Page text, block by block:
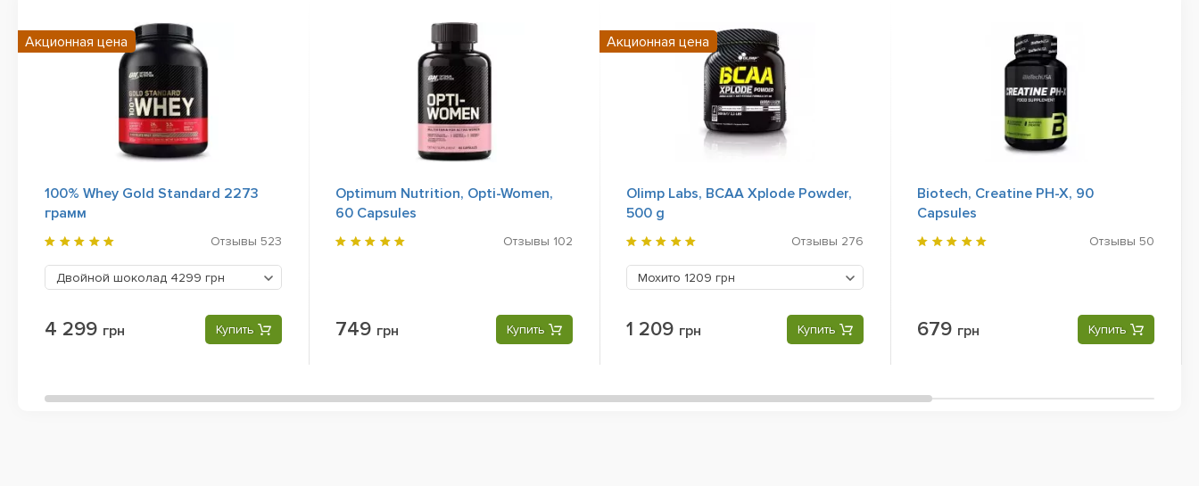
100% Whey Gold Standard 2273
грамм
Отзывы 523
Двойной шоколад 4299 грн
4 299 грн Купить
Акционная цена
Optimum Nutrition, Opti-Women,
60 Capsules
Отзывы 102
749 грн Купить
Olimp Labs, BCAA Xplode Powder,
500 g
Отзывы 276
Мохито 1209 грн
1 209 грн Купить
Акционная цена
Biotech, Creatine PH-X, 90
Capsules
Отзывы 50
679 грн Купить